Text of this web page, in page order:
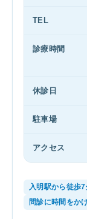
TEL
診療時間
休診日
駐車場
アクセス
入明駅から徒歩7
問診に時間をか